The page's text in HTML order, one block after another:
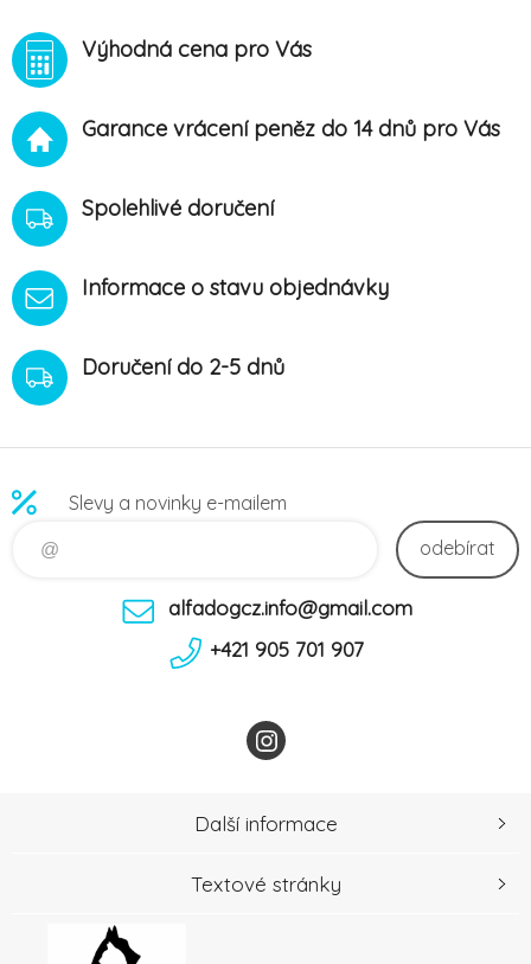
Výhodná cena pro Vás
Garance vrácení peněz do 14 dnů pro Vás
Spolehlivé doručení
Informace o stavu objednávky
Doručení do 2-5 dnů
Slevy a novinky e-mailem
odebírat
alfadogcz.info@gmail.com
+421 905 701 907
Další informace
Textové stránky